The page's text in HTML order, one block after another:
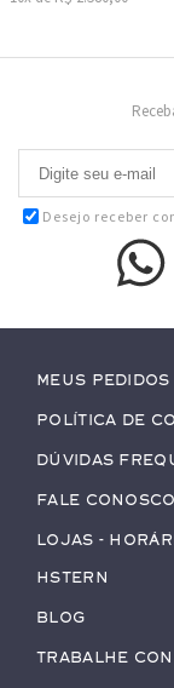
Desejo receber
Meus pedidos
Política de
Dúvidas
Fale conosco
Lojas -
HStern
Blog
Trabalhe